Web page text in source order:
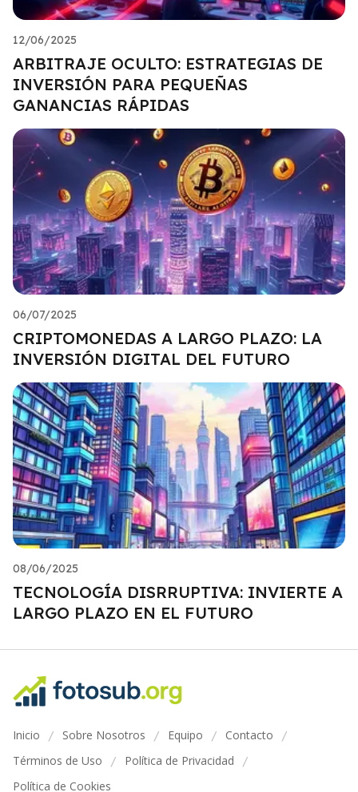
12/06/2025
ARBITRAJE OCULTO: ESTRATEGIAS DE
INVERSIÓN PARA PEQUEÑAS
GANANCIAS RÁPIDAS
06/07/2025
CRIPTOMONEDAS A LARGO PLAZO: LA
INVERSIÓN DIGITAL DEL FUTURO
08/06/2025
TECNOLOGÍA DISRRUPTIVA: INVIERTE A
LARGO PLAZO EN EL FUTURO
Inicio / Sobre Nosotros / Equipo / Contacto /
Términos de Uso / Política de Privacidad /
Política de Cookies